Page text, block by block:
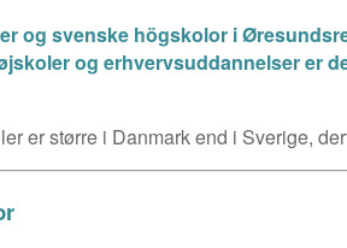
og svenske högskolor i
og erhvervsuddannelser er
er større i Danmark end i Sverige,